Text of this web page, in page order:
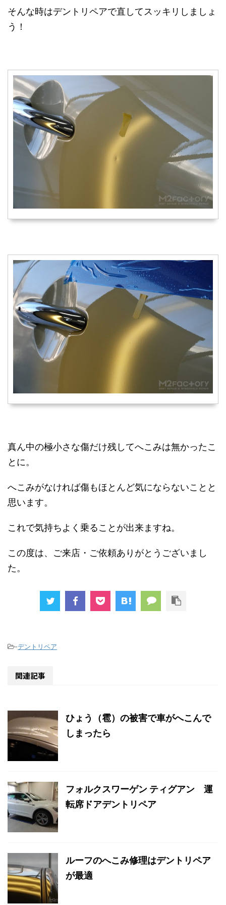
そんな時はデントリペアで直してスッキリしましょ
う！
真ん中の極小さな傷だけ残してへこみは無かったこ
とに。
へこみがなければ傷もほとんど気にならないことと
思います。
これで気持ちよく乗ることが出来ますね。
この度は、ご来店・ご依頼ありがとうございまし
た。
-デントリペア
関連記事
ひょう（雹）の被害で車がへこんで
しまったら
フォルクスワーゲン ティグアン 運
転席ドアデントリペア
ルーフのへこみ修理はデントリペア
が最適